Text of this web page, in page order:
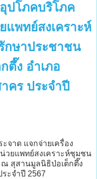
ปโภคบริโภค
พทย์สงเคราะห์
กษาประชาชน
ตึ๊ง อำเภอ
คร ประจำปี
จาด แจกจ่ายเครื่อง
วยแพทย์สงเคราะห์ชุมชน
สุสานมูลนิธิป่อเต็กตึ๊ง
ะจำปี 2567